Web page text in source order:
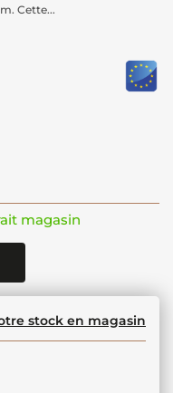
Cette...
magasin
stock en magasin